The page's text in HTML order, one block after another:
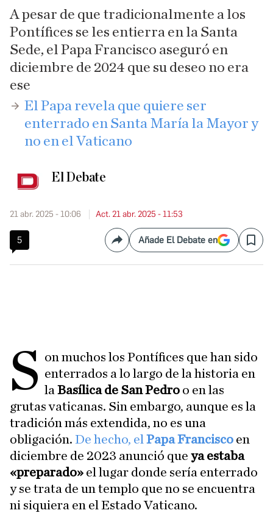
A pesar de que tradicionalmente a los
Pontífices se les entierra en la Santa
Sede, el Papa Francisco aseguró en
diciembre de 2024 que su deseo no era
ese
​El Papa revela que quiere ser
enterrado en Santa María la Mayor y
no en el Vaticano
El Debate
21 abr. 2025 - 10:06 Act. 21 abr. 2025 - 11:53
5 CompartirAñade El Debate en Save
S on muchos los Pontífices que han sido
enterrados a lo largo de la historia en
laBasílica de San Pedro o en las
grutas vaticanas. Sin embargo, aunque es la
tradición más extendida, no es una
obligación. De hecho, el Papa Francisco en
diciembre de 2023 anunció que ya estaba
«preparado» el lugar donde sería enterrado
y se trata de un templo que no se encuentra
ni siquiera en el Estado Vaticano.